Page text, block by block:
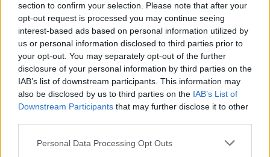
section to confirm your selection. Please note that after your
opt-out request is processed you may continue seeing
interest-based ads based on personal information utilized by
us or personal information disclosed to third parties prior to
your opt-out. You may separately opt-out of the further
disclosure of your personal information by third parties on the
IAB’s list of downstream participants. This information may
also be disclosed by us to third parties on the IAB’s List of
Downstream Participants that may further disclose it to other
Please note that this website/app uses one or more Google
Personal Data Processing Opt Outs
Πιο δημοφιλή
1 Μετέτρεψαν το Σαρακήνικο της Μήλου σε
ελικοδρόμιο – «Πάρκαραν» το ελικόπτερο
τους για να κάνουν μπάνιο
αφορά στη χρήση της εικόνας και της